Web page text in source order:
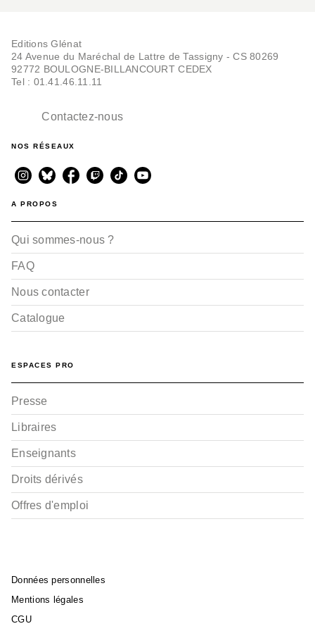
Editions Glénat
24 Avenue du Maréchal de Lattre de Tassigny - CS 80269
92772 BOULOGNE-BILLANCOURT CEDEX
Tel : 01.41.46.11.11
Contactez-nous
NOS RÉSEAUX
A PROPOS
Qui sommes-nous ?
FAQ
Nous contacter
Catalogue
ESPACES PRO
Presse
Libraires
Enseignants
Droits dérivés
Offres d'emploi
Données personnelles
Mentions légales
CGU